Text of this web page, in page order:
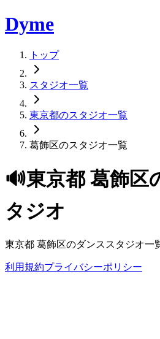
Dyme
トップ
スタジオ一覧
東京都のスタジオ一覧
葛飾区のスタジオ一覧
🔊東京都 葛飾区
タジオ
東京都 葛飾区のダンススタジオ一
利用規約プライバシーポリシー